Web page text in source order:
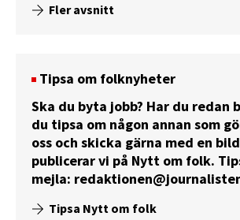
Fler avsnitt
Tipsa om folknyheter
Ska du byta jobb? Har du redan
du tipsa om någon annan som
oss och skicka gärna med en
publicerar vi på Nytt om folk.
mejla:
Tipsa Nytt om folk